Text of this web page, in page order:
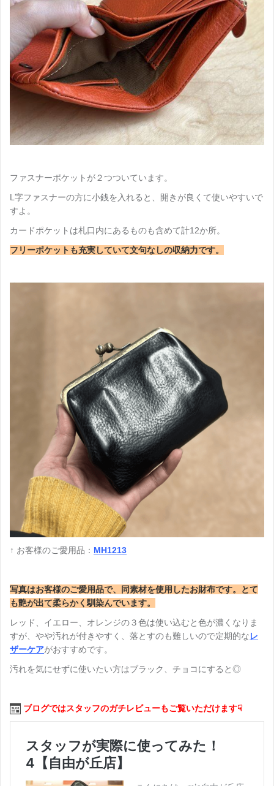
ファスナーポケットが２つついています。
L字ファスナーの方に小銭を入れると、開きが良くて使いやすいで
すよ。
カードポケットは札口内にあるものも含めて計12か所。
フリーポケットも充実していて文句なしの収納力です。
↑ お客様のご愛用品： MH1213
写真はお客様のご愛用品で、同素材を使用したお財布です。とて
も艶が出て柔らかく馴染んでいます。
レッド、イエロー、オレンジの３色は使い込むと色が濃くなりま
すが、やや汚れが付きやすく、落とすのも難しいので定期的なレ
ザーケアがおすすめです。
汚れを気にせずに使いたい方はブラック、チョコにすると◎
ブログではスタッフのガチレビューもご覧いただけます☟